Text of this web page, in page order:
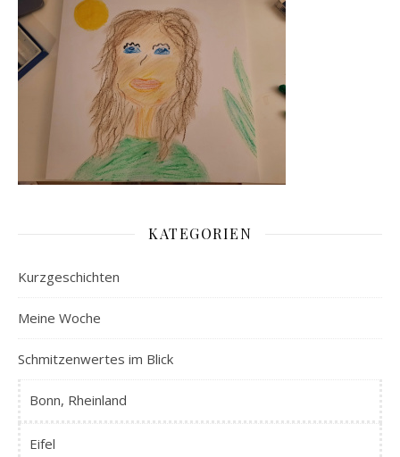
KATEGORIEN
Kurzgeschichten
Meine Woche
Schmitzenwertes im Blick
Bonn, Rheinland
Eifel